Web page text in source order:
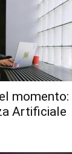
momento:
Artificiale